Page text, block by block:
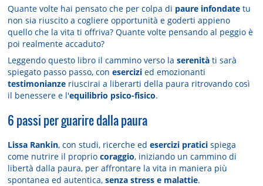
Quante volte hai pensato che per colpa di paure infondate tu
non sia riuscito a cogliere opportunità e goderti appieno
quello che la vita ti offriva? Quante volte pensando al peggio è
poi realmente accaduto?
Leggendo questo libro il cammino verso laserenità ti sarà
spiegato passo passo, conesercizi ed emozionanti
testimonianze riuscirai a liberarti della paura ritrovando così
il benessere e l'equilibrio psico-fisico.
6 passi per guarire dalla paura
Lissa Rankin, con studi, ricerche edesercizi pratici spiega
come nutrire il propriocoraggio, iniziando un cammino di
libertà dalla paura, per affrontare la vita in maniera più
spontanea ed autentica,senza stress e malattie.